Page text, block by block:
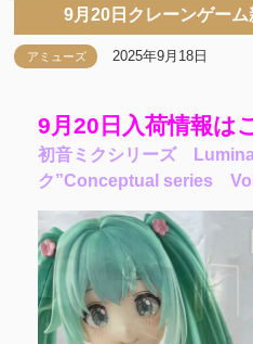
9月20日クレーンゲーム
アミューズ 2025年9月18日
9月20日入荷情報は
初音ミクシリーズ
ク”Conceptual series